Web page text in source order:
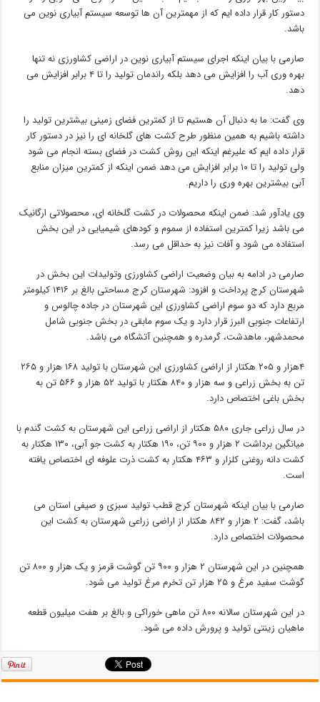
دستور کار قرار داده ایم که از مهمترین آن ها توسعه سیستم آبیاری نوین می
باشد.
صارمی با بیان اینکه اجرای سیستم آبیاری نوین در اراضی کشاورزی نه تنها
بهره وری آب را افزایش می دهد بلکه راندمان تولید را تا ۴ برابر افزایش می
دهد.
وی گفت: ما به دنبال آن هستیم تا از کمترین فضای زمینی بیشترین تولید را
داشته باشیم به همین منظور طرح کشت های گلخانه ای را نیز در دستور کار
قرار داده ایم که علیرغم اینکه این روش کشت در فضای بسته انجام می شود
ولی تولید را تا ۱۰ برابر افزایش می دهد ضمن اینکه از کمترین میزان منابع
آبی بیشترین بهره وری را داریم.
وی یادآور شد: ضمن اینکه محصولات در کشت گلخانه ای، محصولاتی ارگانیک
می باشد زیرا کمترین استفاده از سموم و کودهای شیمیایی در این بخش
استفاده می شود و آفات نیز به حداقل می رسد.
صارمی در ادامه به بیان وضعیت اراضی کشاورزی وتولیدات این بخش در
شهرستان کرج پرداخت و افزود: شهرستان کرج مساحتی بالغ بر ۱۴۱۶ کیلومتر
مربع دارد که دو سوم اراضی کشاورزی این شهرستان در جاده چالوس و
ارتفاعات جنوبی البرز قرار دارد و یک سوم مابقی در بخش جنوبی شامل
محمدشهر، ماهدشت، گرمدره و همچنین آتشگاه می باشد.
۴هزار و ۲۰۵ هکتار از اراضی کشاورزی این شهرستان با تولید ۱۶۸ هزار و ۲۶۵
تن به بخش زراعی و سه هزار و ۸۴۰ هکتار با تولید ۵۲ هزار و ۵۶۶ تن به
بخش باغی اختصاص دارد.
در سال زراعی جاری ۵۸۰ هکتار از اراضی زراعی این شهرستان به کشت گندم با
میانگین برداشت ۲ هزار و ۹۰۰ تن، ۱۹۰ هکتار به کشت جو آبی، ۱۳۰ هکتار به
کشت دانه روغنی کلزار و ۴۶۳ هکتار به کشت ذرت علوفه ای اختصاص یافته
است.
صارمی با بیان اینکه شهرستان کرج قطب تولید سبزی و صیفی استان می
باشد، گفت: ۲ هزار و ۸۴۲ هکتار از اراضی زراعی شهرستان به کشت این
محصولات اختصاص دارد.
همچنین در این شهرستان ۲ هزار و ۹۰۰ تن گوشت قرمز و یک هزار و ۸۰۰ تن
گوشت سفید مرغ و ۲۵ هزار تن تخرم مرغ تولید می شود.
در این شهرستان سالانه ۸۰۰ تن ماهی خوراکی و بالغ بر هفت میلیون قطعه
ماهیان زینتی تولید و پرورش داده می شود.